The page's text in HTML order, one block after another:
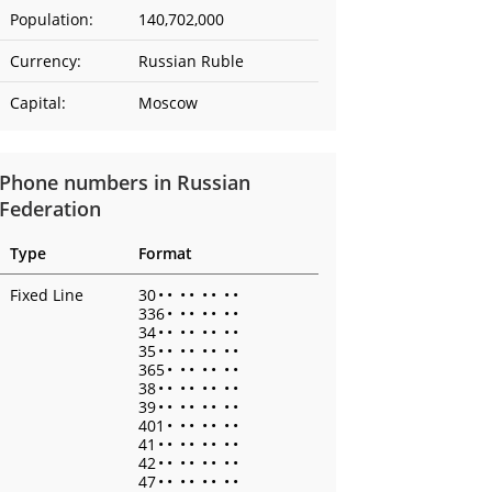
Population:
140,702,000
Currency:
Russian Ruble
Capital:
Moscow
Phone numbers in Russian
Federation
Type
Format
Fixed Line
30• • • • • • • •
336• • • • • • •
34• • • • • • • •
35• • • • • • • •
365• • • • • • •
38• • • • • • • •
39• • • • • • • •
401 • • • • • • •
41 • • • • • • • •
42• • • • • • • •
47• • • • • • • •